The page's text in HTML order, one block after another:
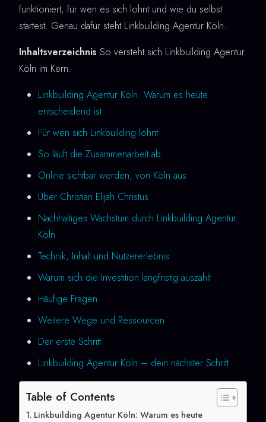
funktioniert, für wen es sich lohnt und wie du selbst
startest. Genau dafür steht Linkbuilding Agentur Köln.
Inhaltsverzeichnis So versteht sich Linkbuilding Agentur
Köln im Kern.
Linkbuilding Agentur Köln: Warum es heute
entscheidend ist
Für wen sich Linkbuilding lohnt
So läuft die Zusammenarbeit ab
Online sichtbar werden, von Köln aus
Über Christian Elijah Christus
Nachhaltiges Wachstum durch Linkbuilding Agentur
Köln
Technik, Inhalt und Nutzererlebnis
Warum sich die Investition langfristig auszahlt
Häufige Fragen
Weitere Wege und Ressourcen
Der erste Schritt
Linkbuilding Agentur Köln – dein nächster Schritt
Table of Contents
Linkbuilding Agentur Köln: Warum es heute